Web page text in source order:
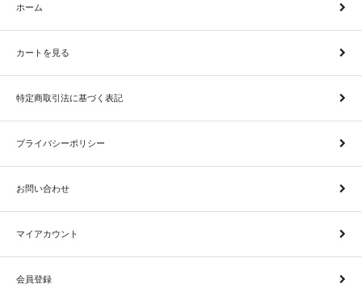
ホーム
カートを見る
特定商取引法に基づく表記
プライバシーポリシー
お問い合わせ
マイアカウント
会員登録